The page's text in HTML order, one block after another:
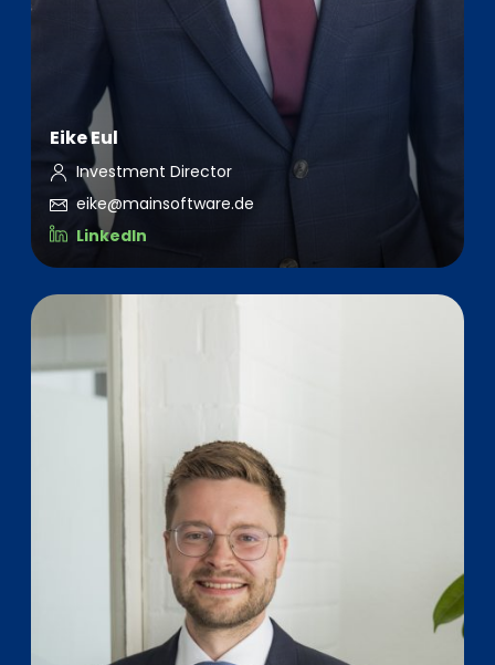
Eike Eul
Investment Director
eike@mainsoftware.de
LinkedIn